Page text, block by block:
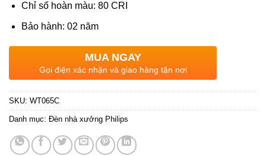
Chỉ số hoàn màu: 80 CRI
Bảo hành: 02 năm
MUA NGAY
Gọi điện xác nhận và giao hàng tận nơi
SKU: WT065C
Danh mục: Đèn nhà xưởng Philips